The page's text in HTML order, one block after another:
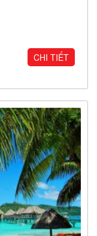
CHI TIẾT